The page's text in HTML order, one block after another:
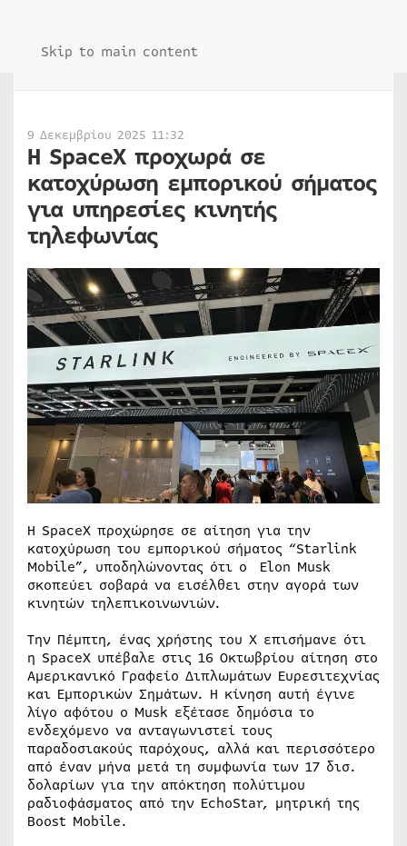
Skip to main content
9 Δεκεμβρίου 2025 11:32
Η SpaceX προχωρά σε
κατοχύρωση εμπορικού σήματος
για υπηρεσίες κινητής
τηλεφωνίας
Η SpaceX προχώρησε σε αίτηση για την
κατοχύρωση του εμπορικού σήματος “Starlink
Mobile”, υποδηλώνοντας ότι ο Elon Musk
σκοπεύει σοβαρά να εισέλθει στην αγορά των
κινητών τηλεπικοινωνιών.
Την Πέμπτη, ένας χρήστης του X επισήμανε ότι
η SpaceX υπέβαλε στις 16 Οκτωβρίου αίτηση στο
Αμερικανικό Γραφείο Διπλωμάτων Ευρεσιτεχνίας
και Εμπορικών Σημάτων. Η κίνηση αυτή έγινε
λίγο αφότου ο Musk εξέτασε δημόσια το
ενδεχόμενο να ανταγωνιστεί τους
παραδοσιακούς παρόχους, αλλά και περισσότερο
από έναν μήνα μετά τη συμφωνία των 17 δισ.
δολαρίων για την απόκτηση πολύτιμου
ραδιοφάσματος από την EchoStar, μητρική της
Boost Mobile.